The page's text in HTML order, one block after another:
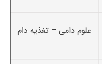
علوم دامی – تغذیه دام